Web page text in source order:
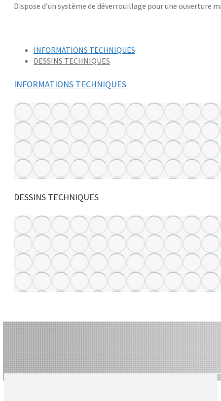
Dispose d’un système de déverrouillage pour une ouverture
INFORMATIONS TECHNIQUES
DESSINS TECHNIQUES
INFORMATIONS TECHNIQUES
DESSINS TECHNIQUES